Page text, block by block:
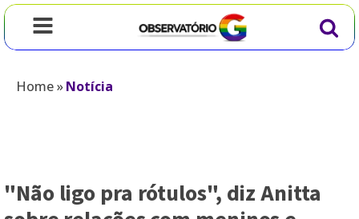
Home»Notícia
"Não ligo pra rótulos", diz Anitta